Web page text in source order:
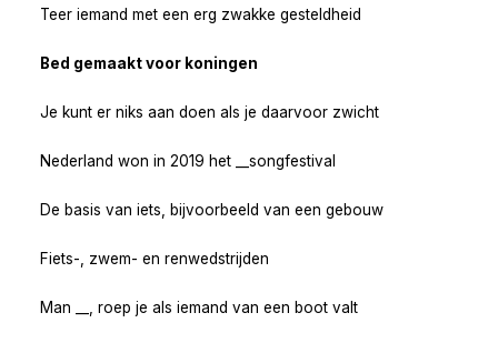
Teer iemand met een erg zwakke gesteldheid
Bed gemaakt voor koningen
Je kunt er niks aan doen als je daarvoor zwicht
Nederland won in 2019 het __songfestival
De basis van iets, bijvoorbeeld van een gebouw
Fiets-, zwem- en renwedstrijden
Man __, roep je als iemand van een boot valt